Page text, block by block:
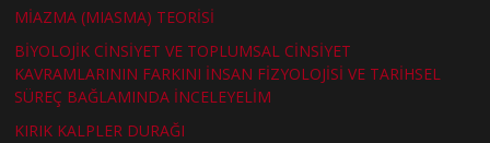
MİAZMA (MIASMA) TEORİSİ
BİYOLOJİK CİNSİYET VE TOPLUMSAL CİNSİYET
KAVRAMLARININ FARKINI İNSAN FİZYOLOJİSİ VE TARİHSEL
SÜREÇ BAĞLAMINDA İNCELEYELİM
KIRIK KALPLER DURAĞI